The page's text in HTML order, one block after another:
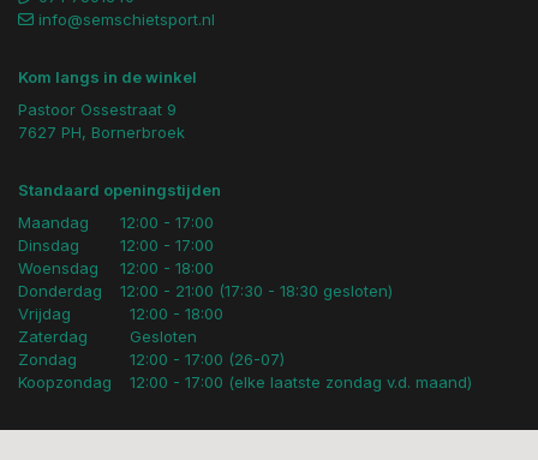
info@semschietsport.nl
Kom langs in de winkel
Pastoor Ossestraat 9
7627 PH, Bornerbroek
Standaard openingstijden
Maandag
Dinsdag
Woensdag
Donderdag
12:00 - 17:00
12:00 - 17:00
12:00 - 18:00
12:00 - 21:00 (17:30 - 18:30 gesloten)
Vrijdag
Zaterdag
Zondag
Koopzondag
12:00 - 18:00
Gesloten
12:00 - 17:00 (26-07)
12:00 - 17:00 (elke laatste zondag v.d. maand)